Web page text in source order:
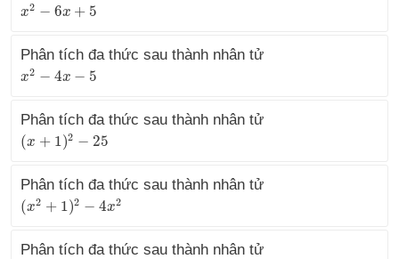
x2 − 6x + 5
x2−6x +5
Phân tích đa thức sau thành nhân tử
x2 − 4x − 5
x2−4x −5
Phân tích đa thức sau thành nhân tử
(x + 1)2 − 25
(x+ 1)2−25
Phân tích đa thức sau thành nhân tử
(x2 + 1)2 − 4x2
(x2+ 1)2−4x 2
Phân tích đa thức sau thành nhân tử